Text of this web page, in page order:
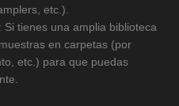
etc.).
: Si tienes una amplia biblioteca
en carpetas (por
etc.) para que puedas